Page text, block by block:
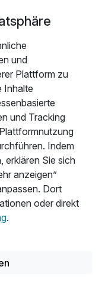
p.P. ab
Zubereitung aller
einladenden
im Landhausstil.
die frische
während Ihres
Ein herzlicher
Thüringer Wald
und
Plattform zu
Inhalte
und Tracking
Indem
erklären Sie sich
anzeigen”
Dort
oder direkt
.